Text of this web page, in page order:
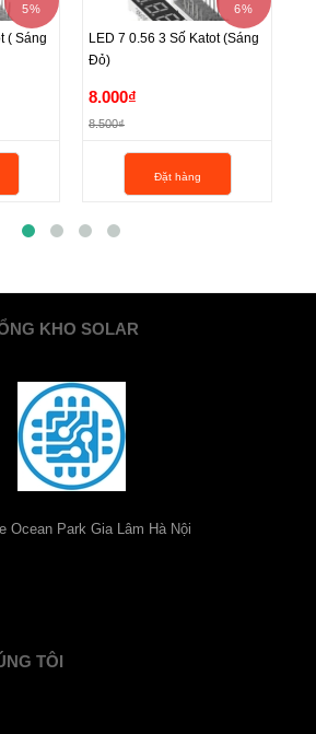
5%
Sáng
( Sáng
6%
LED 7 0.56 3 Số Katot (Sáng
Đỏ)
LED 7 0.56 3 Số Katot (Sáng
Đỏ)
8.000₫
8.500₫
Đặt hàng
KHO SOLAR
Ocean Park Gia Lâm Hà Nội
TÔI